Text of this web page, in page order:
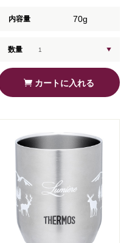
内容量 70g
数量
カートに入れる